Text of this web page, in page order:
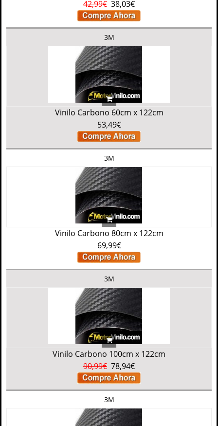
42,99€ 38,03€
3M
Vinilo Carbono 60cm x 122cm
53,49€
3M
Vinilo Carbono 80cm x 122cm
69,99€
3M
Vinilo Carbono 100cm x 122cm
90,99€ 78,94€
3M